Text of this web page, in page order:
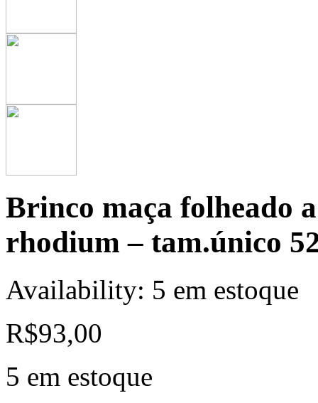
Brinco maça folheado
rhodium – tam.único
Availability: 5 em estoque
R$93,00
5 em estoque